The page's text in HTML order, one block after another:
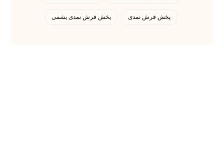
پخش فرش نمدی پخش فرش نمدی پشمی